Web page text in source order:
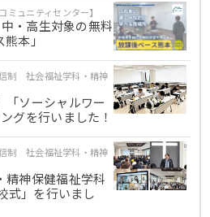
ュニティセンター】
・高生対象の無料
本」
制 社会福祉学科・精神
「ソーシャルワー
グを行いました！
制 社会福祉学科・精神
精神保健福祉学科
式」を行いまし